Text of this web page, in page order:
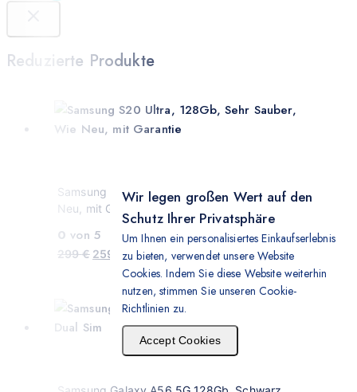
Wir legen großen Wert auf den
Schutz Ihrer Privatsphäre
Um Ihnen ein personalisiertes Einkaufserlebnis
zu bieten, verwendet unsere Website
Cookies. Indem Sie diese Website weiterhin
nutzen, stimmen Sie unseren Cookie-
Richtlinien zu.
Accept Cookies
Reduzierte Produkte
Samsung S20 Ultra, 128Gb, Sehr Sauber, Wie
Neu, mit Garantie
0 von 5
299€ 259 €